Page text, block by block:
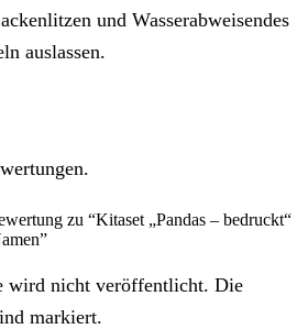
und Wasserabweisendes
auslassen.
zu “Kitaset „Pandas – bedruckt“
wird nicht veröffentlicht. Die
markiert.